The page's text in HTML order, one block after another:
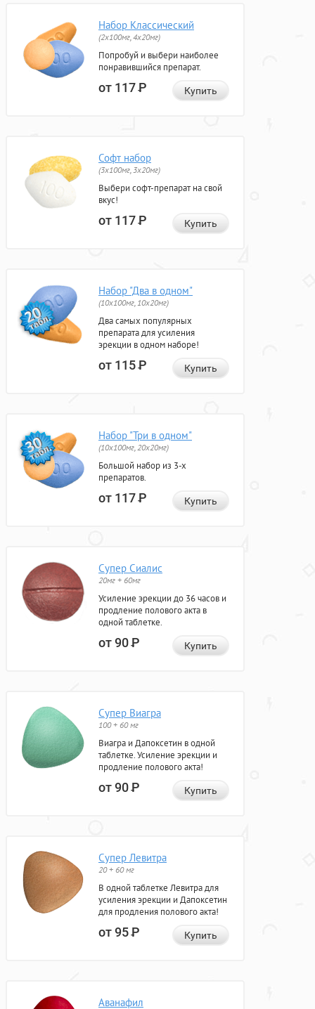
Набор Классический
(2x100мг, 4x20мг)
Попробуй и выбери наиболее
понравившийся препарат.
от 117Р Купить
Софт набор
(3x100мг, 3x20мг)
Выбери софт-препарат на свой
вкус!
от 117Р Купить
Набор "Два в одном"
(10x100мг, 10x20мг)
Два самых популярных
препарата для усиления
эрекции в одном наборе!
от 115Р Купить
Набор "Три в одном"
(10x100мг, 20x20мг)
Большой набор из 3-х
препаратов.
от 117Р Купить
Супер Сиалис
20мг + 60мг
Усиление эрекции до 36 часов и
продление полового акта в
одной таблетке.
от 90Р Купить
Супер Виагра
100 + 60 мг
Виагра и Дапоксетин в одной
таблетке. Усиление эрекции и
продление полового акта!
от 90Р Купить
Супер Левитра
20 + 60 мг
В одной таблетке Левитра для
усиления эрекции и Дапоксетин
для продления полового акта!
от 95Р Купить
Аванафил